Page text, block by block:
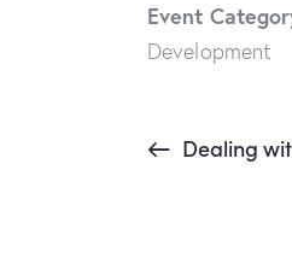
Event
Development
Dealing